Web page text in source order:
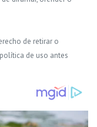
de retirar o
de uso antes